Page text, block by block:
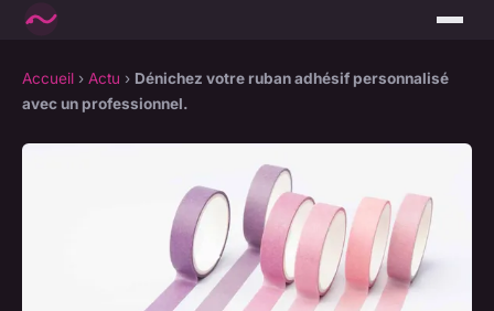
Accueil › Actu › Dénichez votre ruban adhésif personnalisé
avec un professionnel.